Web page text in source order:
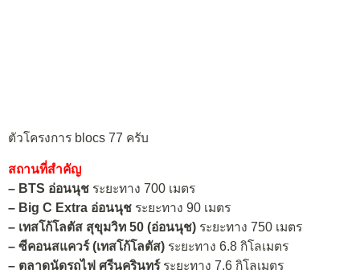
ตัวโครงการ blocs 77 ครับ
สถานที่สำคัญ
– BTS อ่อนนุช ระยะทาง 700 เมตร
– Big C Extra อ่อนนุช ระยะทาง 90 เมตร
– เทสโก้โลตัส สุขุมวิท 50 (อ่อนนุช) ระยะทาง 750 เมตร
– ซีคอนสแควร์ (เทสโก้โลตัส) ระยะทาง 6.8 กิโลเมตร
– ตลาดนัดรถไฟ ศรีนครินทร์ระยะทาง 7.6 กิโลเมตร